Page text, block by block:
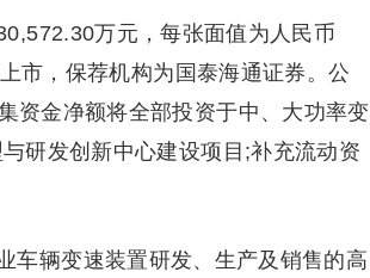
万元，每张面值为人民币
市，保荐机构为国泰海通证券。公
资金净额将全部投资于中、大功率变
研发创新中心建设项目;补充流动资
车辆变速装置研发、生产及销售的高